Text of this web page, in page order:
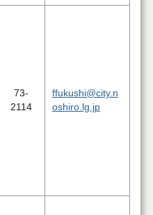
73-
2114
ffukushi@city.n
oshiro.lg.jp